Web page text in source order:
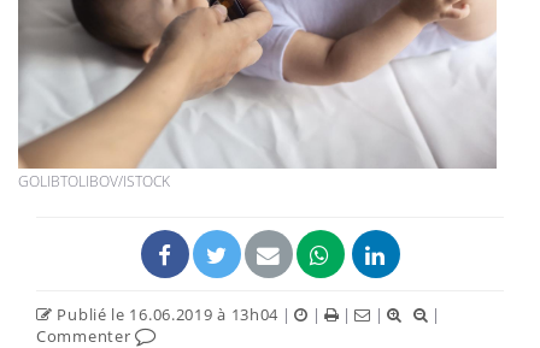
GOLIBTOLIBOV/ISTOCK
Publié le 16.06.2019 à 13h04 | | | |
|
Commenter